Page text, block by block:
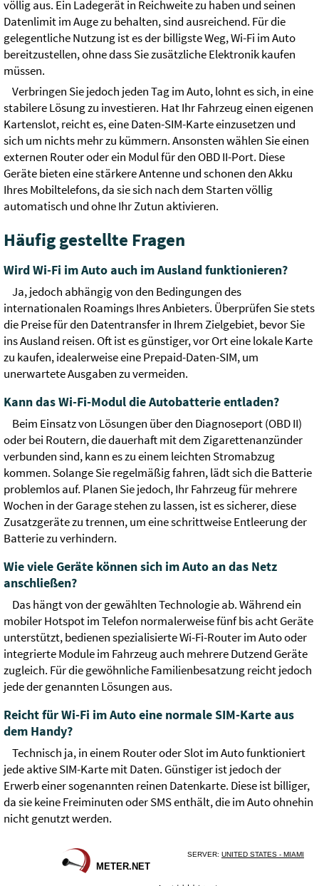
völlig aus. Ein Ladegerät in Reichweite zu haben und seinen
Datenlimit im Auge zu behalten, sind ausreichend. Für die
gelegentliche Nutzung ist es der billigste Weg, Wi-Fi im Auto
bereitzustellen, ohne dass Sie zusätzliche Elektronik kaufen
müssen.
Verbringen Sie jedoch jeden Tag im Auto, lohnt es sich, in eine
stabilere Lösung zu investieren. Hat Ihr Fahrzeug einen eigenen
Kartenslot, reicht es, eine Daten-SIM-Karte einzusetzen und
sich um nichts mehr zu kümmern. Ansonsten wählen Sie einen
externen Router oder ein Modul für den OBD II-Port. Diese
Geräte bieten eine stärkere Antenne und schonen den Akku
Ihres Mobiltelefons, da sie sich nach dem Starten völlig
automatisch und ohne Ihr Zutun aktivieren.
Häufig gestellte Fragen
Wird Wi-Fi im Auto auch im Ausland funktionieren?
Ja, jedoch abhängig von den Bedingungen des
internationalen Roamings Ihres Anbieters. Überprüfen Sie stets
die Preise für den Datentransfer in Ihrem Zielgebiet, bevor Sie
ins Ausland reisen. Oft ist es günstiger, vor Ort eine lokale Karte
zu kaufen, idealerweise eine Prepaid-Daten-SIM, um
unerwartete Ausgaben zu vermeiden.
Kann das Wi-Fi-Modul die Autobatterie entladen?
Beim Einsatz von Lösungen über den Diagnoseport (OBD II)
oder bei Routern, die dauerhaft mit dem Zigarettenanzünder
verbunden sind, kann es zu einem leichten Stromabzug
kommen. Solange Sie regelmäßig fahren, lädt sich die Batterie
problemlos auf. Planen Sie jedoch, Ihr Fahrzeug für mehrere
Wochen in der Garage stehen zu lassen, ist es sicherer, diese
Zusatzgeräte zu trennen, um eine schrittweise Entleerung der
Batterie zu verhindern.
Wie viele Geräte können sich im Auto an das Netz
anschließen?
Das hängt von der gewählten Technologie ab. Während ein
mobiler Hotspot im Telefon normalerweise fünf bis acht Geräte
unterstützt, bedienen spezialisierte Wi-Fi-Router im Auto oder
integrierte Module im Fahrzeug auch mehrere Dutzend Geräte
zugleich. Für die gewöhnliche Familienbesatzung reicht jedoch
jede der genannten Lösungen aus.
Reicht für Wi-Fi im Auto eine normale SIM-Karte aus
dem Handy?
Technisch ja, in einem Router oder Slot im Auto funktioniert
jede aktive SIM-Karte mit Daten. Günstiger ist jedoch der
Erwerb einer sogenannten reinen Datenkarte. Diese ist billiger,
da sie keine Freiminuten oder SMS enthält, die im Auto ohnehin
nicht genutzt werden.